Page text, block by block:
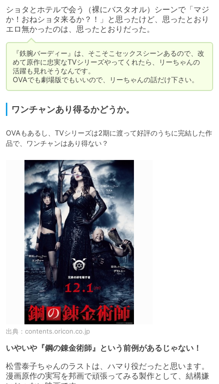
ショタとホテルで会う（裸にバスタオル）シーンで「マジ
か！おねショタ来るか？！」と思ったけど、思ったとおり
エロ無かったのは、思ったとおりだった。
『鉄腕バーディー』は、そこそこセックスシーンあるので、改
めて原作に忠実なTVシリーズやってくれたら、リーちゃんの
活躍も見れそうなんです。
OVAでも劇場版でもいいので、リーちゃんの話だけ下さい。
ワンチャンあり得るかどうか。
OVAもあるし、TVシリーズは2期に渡って好評のうちに完結した作
品で、ワンチャンはあり得ない？
出典： contents.oricon.co.jp
いやいや『鋼の錬金術師』という前例があるじゃない！
松雪泰子ちゃんのラストは、ハマり役だったと思います。
漫画原作の実写を邦画で頑張ってみる製作として、結構嫌